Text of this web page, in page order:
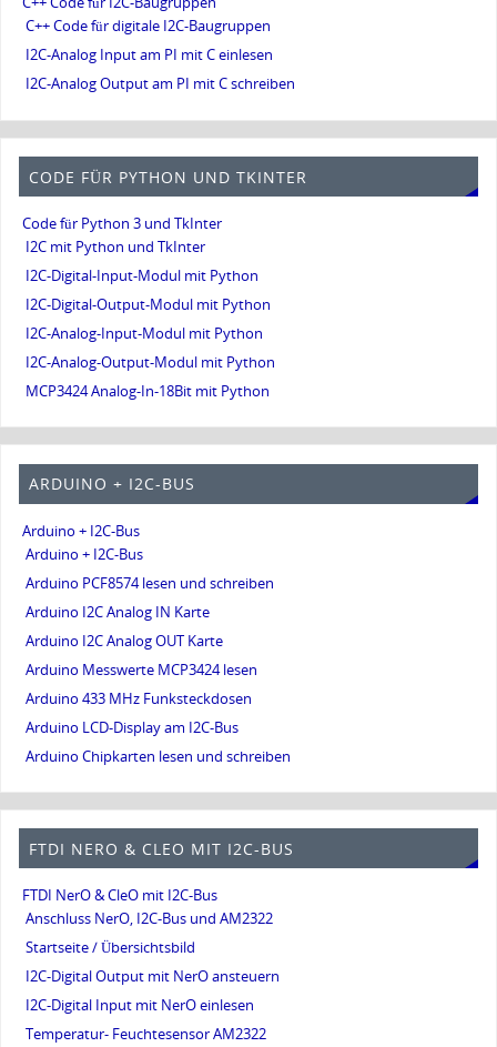
C++ Code für digitale I2C-Baugruppen
I2C-Analog Input am PI mit C einlesen
I2C-Analog Output am PI mit C schreiben
CODE FÜR PYTHON UND TKINTER
Code für Python 3 und TkInter
I2C mit Python und TkInter
I2C-Digital-Input-Modul mit Python
I2C-Digital-Output-Modul mit Python
I2C-Analog-Input-Modul mit Python
I2C-Analog-Output-Modul mit Python
MCP3424 Analog-In-18Bit mit Python
ARDUINO + I2C-BUS
Arduino + I2C-Bus
Arduino + I2C-Bus
Arduino PCF8574 lesen und schreiben
Arduino I2C Analog IN Karte
Arduino I2C Analog OUT Karte
Arduino Messwerte MCP3424 lesen
Arduino 433 MHz Funksteckdosen
Arduino LCD-Display am I2C-Bus
Arduino Chipkarten lesen und schreiben
FTDI NERO & CLEO MIT I2C-BUS
FTDI NerO & CleO mit I2C-Bus
Anschluss NerO, I2C-Bus und AM2322
Startseite / Übersichtsbild
I2C-Digital Output mit NerO ansteuern
I2C-Digital Input mit NerO einlesen
Temperatur- Feuchtesensor AM2322